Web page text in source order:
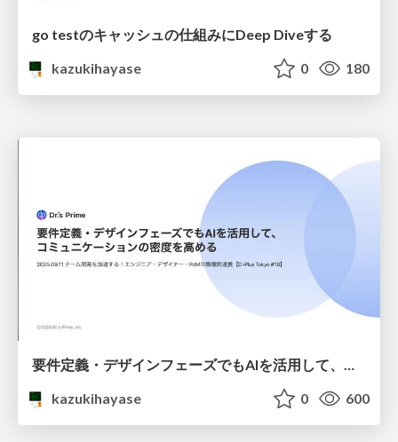
go testのキャッシュの仕組みにDeep Diveする
kazukihayase
0 180
要件定義・デザインフェーズでもAIを活用して、コミュニケーションの密度を高める
kazukihayase
0 600